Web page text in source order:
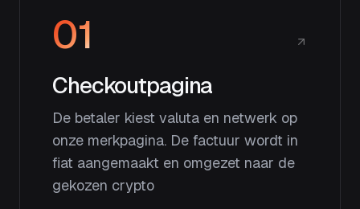
01
Checkoutpagina
De betaler kiest valuta en netwerk op
onze merkpagina. De factuur wordt in
fiat aangemaakt en omgezet naar de
gekozen crypto